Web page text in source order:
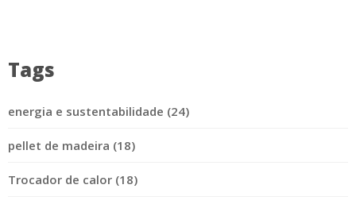
Tags
energia e sustentabilidade (24)
pellet de madeira (18)
Trocador de calor (18)